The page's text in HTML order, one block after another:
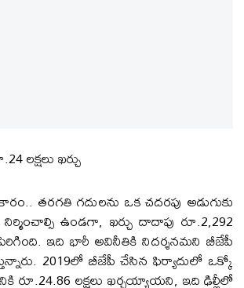
లక్షలు ఖర్చు
తరగతి గదులను ఒక చదరపు అడుగుకు
ఉండగా, ఖర్చు దాదాపు రూ.2,292
పెరిగింది. ఇది భారీ అవినీతికి నిదర్శనమని బీజేపీ
2019లో బీజేపీ చేసిన ఫిర్యాదులో ఒక్కో
రూ.24.86 లక్షలు ఖర్చయ్యాయని, ఇది ఢిల్లీలో